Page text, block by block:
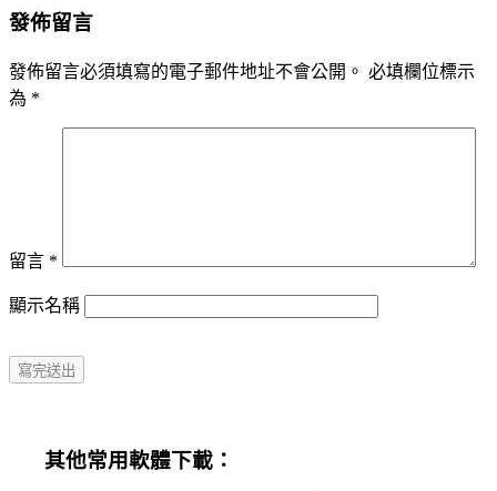
發佈留言
發佈留言必須填寫的電子郵件地址不會公開。 必填欄位標示
為 *
留言 *
顯示名稱
其他常用軟體下載：